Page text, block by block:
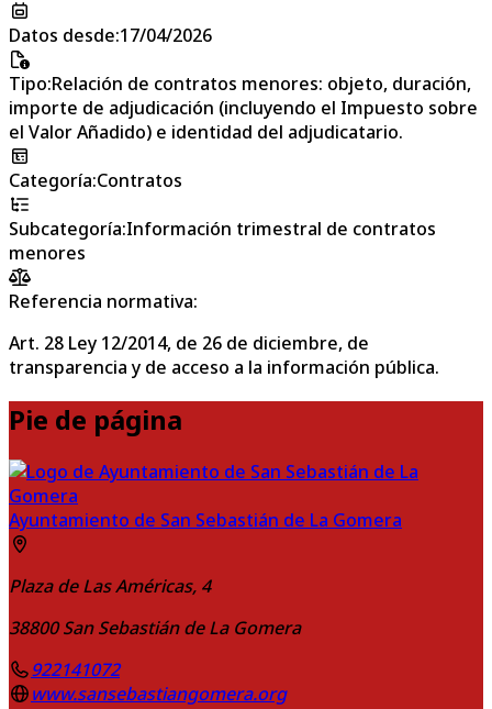
Datos desde:17/04/2026
Tipo:Relación de contratos menores: objeto, duración,
importe de adjudicación (incluyendo el Impuesto sobre
el Valor Añadido) e identidad del adjudicatario.
Categoría:Contratos
Subcategoría:Información trimestral de contratos
menores
Referencia normativa:
Art. 28 Ley 12/2014, de 26 de diciembre, de
transparencia y de acceso a la información pública.
Pie de página
Ayuntamiento de San Sebastián de La Gomera
Plaza de Las Américas, 4
38800 San Sebastián de La Gomera
922141072
www.sansebastiangomera.org